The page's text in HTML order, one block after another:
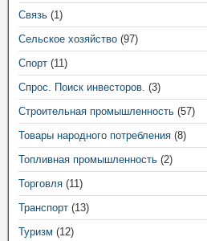
Связь (1)
Сельское хозяйство (97)
Спорт (11)
Спрос. Поиск инвесторов. (3)
Строительная промышленность (57)
Товары народного потребления (8)
Топливная промышленность (2)
Торговля (11)
Транспорт (13)
Туризм (12)